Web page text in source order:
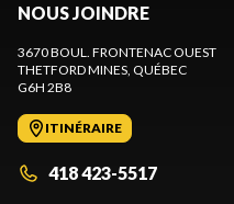
NOUS JOINDRE
3670 BOUL. FRONTENAC OUEST
THETFORD MINES , QUÉBEC
G6H 2B8
ITINÉRAIRE
418 423-5517